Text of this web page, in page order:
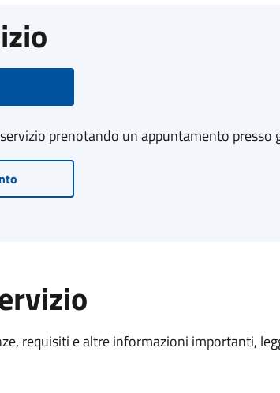
prenotando un appuntamento presso
requisiti e altre informazioni importanti,